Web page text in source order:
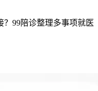
99陪诊整理多事项就医